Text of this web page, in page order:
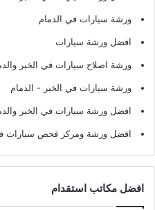
ورشة سيارات في الدمام
افضل ورشة سيارات
ورشة اصلاح سيارات في الخبر
ورشة سيارات في الخبر - الدمام
افضل ورشة سيارات في الخبر
افضل ورشة ومركز فحص سيارات في
افضل مكاتب استقدام